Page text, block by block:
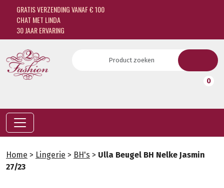
GRATIS VERZENDING VANAF € 100
CHAT MET LINDA
30 JAAR ERVARING
0
Home > Lingerie > BH's > Ulla Beugel BH Nelke Jasmin
27/23